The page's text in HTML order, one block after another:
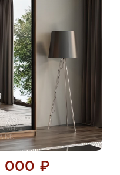
000 ₽